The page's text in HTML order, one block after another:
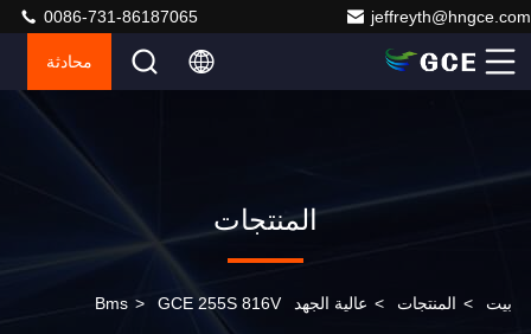
jeffreyth@hngce.com
0086-731-86187065
محادثة
المنتجات
بيت > المنتجات > عالية الجهد Bms > GCE 255S 816V